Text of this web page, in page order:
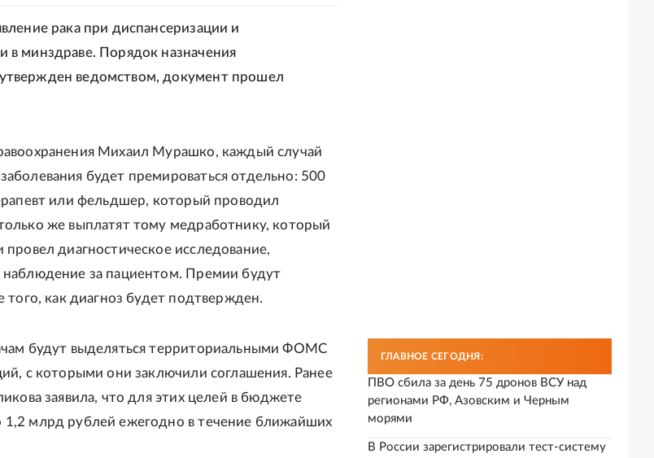
рака при диспансеризации и
минздраве. Порядок назначения
ведомством, документ прошел
Михаил Мурашко, каждый случай
будет премироваться отдельно: 500
или фельдшер, который проводил
же выплатят тому медработнику, который
провел диагностическое исследование,
наблюдение за пациентом. Премии будут
того, как диагноз будет подтвержден.
будут выделяться территориальными ФОМС
с которыми они заключили соглашения. Ранее
заявила, что для этих целей в бюджете
млрд рублей ежегодно в течение ближайших
ГЛАВНОЕ СЕГОДНЯ:
ПВО сбила за день 75 дронов ВСУ над
регионами РФ, Азовским и Черным
морями
В России зарегистрировали тест-систему